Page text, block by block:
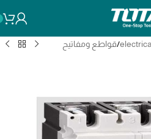
/قواطع ومفاتيح